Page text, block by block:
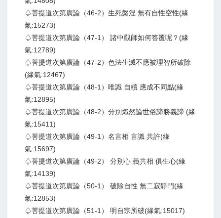
♤菩提道次第廣論（46-2）生死槃涅 無有自性空性(緣
氣:15273)
♤菩提道次第廣論（47-1） 諸中觀師如何答覆呢？(緣
氣:12789)
♤菩提道次第廣論（47-2）色法生滅不應被理智所破除
(緣氣:12467)
♤菩提道次第廣論（48-1）唯識 自續 應成不同點(緣
氣:12895)
♤菩提道次第廣論（48-2）分別熾然論世俗諦勝義諦 (緣
氣:15411)
♤菩提道次第廣論（49-1）名言相 言識 共許(緣
氣:15697)
♤菩提道次第廣論（49-2） 分別心 義共相 俱生心(緣
氣:14139)
♤菩提道次第廣論（50-1） 破除自性 無二寂靜門(緣
氣:12853)
♤菩提道次第廣論（51-1） 明自宗所破(緣氣:15017)